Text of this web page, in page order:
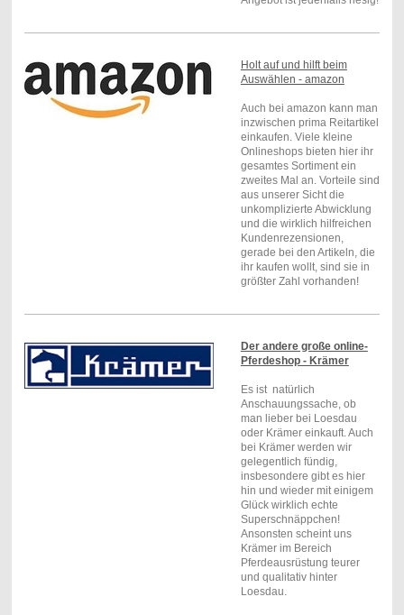
Holt auf und hilft beim
Auswählen - amazon
Auch bei amazon kann man
inzwischen prima Reitartikel
einkaufen. Viele kleine
Onlineshops bieten hier ihr
gesamtes Sortiment ein
zweites Mal an. Vorteile sind
aus unserer Sicht die
unkomplizierte Abwicklung
und die wirklich hilfreichen
Kundenrezensionen,
gerade bei den Artikeln, die
ihr kaufen wollt, sind sie in
größter Zahl vorhanden!
Der andere große online-
Pferdeshop - Krämer
Es ist natürlich
Anschauungssache, ob
man lieber bei Loesdau
oder Krämer einkauft. Auch
bei Krämer werden wir
gelegentlich fündig,
insbesondere gibt es hier
hin und wieder mit einigem
Glück wirklich echte
Superschnäppchen!
Ansonsten scheint uns
Krämer im Bereich
Pferdeausrüstung teurer
und qualitativ hinter
Loesdau.